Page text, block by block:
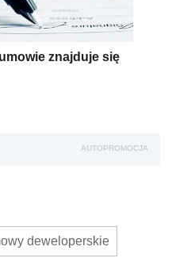
znajduje się
AUTOPROMOCJA
deweloperskie